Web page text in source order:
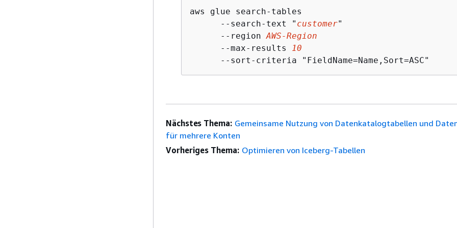
aws glue search-tables
      --search-text "
customer"
      --region
AWS-Region
      --max-results
10
      --sort-criteria "FieldName=Name,Sort=ASC"
Nächstes Thema: Gemeinsame Nutzung von Datenkatalogtabellen und
für mehrere Konten
Vorheriges Thema: Optimieren von Iceberg-Tabellen